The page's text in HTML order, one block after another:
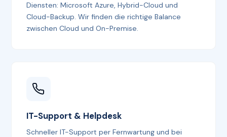
Diensten: Microsoft Azure, Hybrid-Cloud und
Cloud-Backup. Wir finden die richtige Balance
zwischen Cloud und On-Premise.
IT-Support & Helpdesk
Schneller IT-Support per Fernwartung und bei